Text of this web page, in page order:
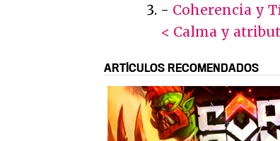
- Coherencia y
< Calma y
ARTÍCULOS RECOMENDADOS